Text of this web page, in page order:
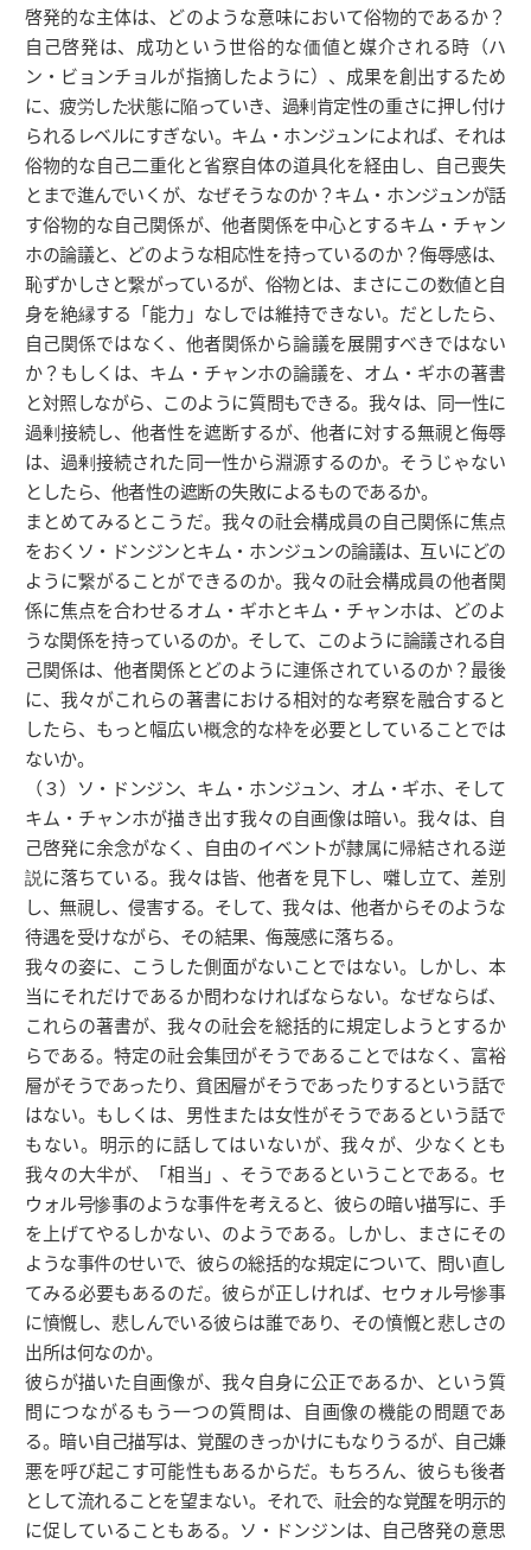
啓発的な主体は、どのような意味において俗物的であるか？
自己啓発は、成功という世俗的な価値と媒介される時（ハ
ン・ビョンチョルが指摘したように）、成果を創出するため
に、疲労した状態に陥っていき、過剰肯定性の重さに押し付け
られるレベルにすぎない。キム・ホンジュンによれば、それは
俗物的な自己二重化と省察自体の道具化を経由し、自己喪失
とまで進んでいくが、なぜそうなのか？キム・ホンジュンが話
す俗物的な自己関係が、他者関係を中心とするキム・チャン
ホの論議と、どのような相応性を持っているのか？侮辱感は、
恥ずかしさと繋がっているが、俗物とは、まさにこの数値と自
身を絶縁する「能力」なしでは維持できない。だとしたら、
自己関係ではなく、他者関係から論議を展開すべきではない
か？もしくは、キム・チャンホの論議を、オム・ギホの著書
と対照しながら、このように質問もできる。我々は、同一性に
過剰接続し、他者性を遮断するが、他者に対する無視と侮辱
は、過剰接続された同一性から淵源するのか。そうじゃない
としたら、他者性の遮断の失敗によるものであるか。
まとめてみるとこうだ。我々の社会構成員の自己関係に焦点
をおくソ・ドンジンとキム・ホンジュンの論議は、互いにどの
ように繋がることができるのか。我々の社会構成員の他者関
係に焦点を合わせるオム・ギホとキム・チャンホは、どのよ
うな関係を持っているのか。そして、このように論議される自
己関係は、他者関係とどのように連係されているのか？最後
に、我々がこれらの著書における相対的な考察を融合すると
したら、もっと幅広い概念的な枠を必要としていることでは
ないか。
（３）ソ・ドンジン、キム・ホンジュン、オム・ギホ、そして
キム・チャンホが描き出す我々の自画像は暗い。我々は、自
己啓発に余念がなく、自由のイベントが隷属に帰結される逆
説に落ちている。我々は皆、他者を見下し、囃し立て、差別
し、無視し、侵害する。そして、我々は、他者からそのような
待遇を受けながら、その結果、侮蔑感に落ちる。
我々の姿に、こうした側面がないことではない。しかし、本
当にそれだけであるか問わなければならない。なぜならば、
これらの著書が、我々の社会を総括的に規定しようとするか
らである。特定の社会集団がそうであることではなく、富裕
層がそうであったり、貧困層がそうであったりするという話で
はない。もしくは、男性または女性がそうであるという話で
もない。明示的に話してはいないが、我々が、少なくとも
我々の大半が、「相当」、そうであるということである。セ
ウォル号惨事のような事件を考えると、彼らの暗い描写に、手
を上げてやるしかない、のようである。しかし、まさにその
ような事件のせいで、彼らの総括的な規定について、問い直し
てみる必要もあるのだ。彼らが正しければ、セウォル号惨事
に憤慨し、悲しんでいる彼らは誰であり、その憤慨と悲しさの
出所は何なのか。
彼らが描いた自画像が、我々自身に公正であるか、という質
問につながるもう一つの質問は、自画像の機能の問題であ
る。暗い自己描写は、覚醒のきっかけにもなりうるが、自己嫌
悪を呼び起こす可能性もあるからだ。もちろん、彼らも後者
として流れることを望まない。それで、社会的な覚醒を明示的
に促していることもある。ソ・ドンジンは、自己啓発の意思